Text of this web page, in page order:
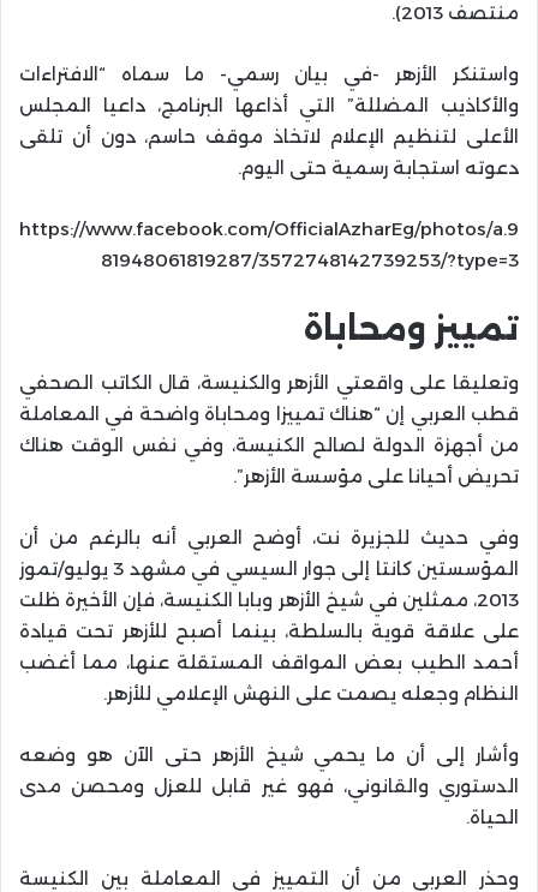
منتصف 2013).
واستنكر الأزهر -في بيان رسمي- ما سماه “الافتراءات
والأكاذيب المضللة” التي أذاعها البرنامج، داعيا المجلس
الأعلى لتنظيم الإعلام لاتخاذ موقف حاسم، دون أن تلقى
دعوته استجابة رسمية حتى اليوم.
https://www.facebook.com/OfficialAzharEg/photos/a.9
81948061819287/3572748142739253/?type=3
تمييز ومحاباة
وتعليقا على واقعتي الأزهر والكنيسة، قال الكاتب الصحفي
قطب العربي إن “هناك تمييزا ومحاباة واضحة في المعاملة
من أجهزة الدولة لصالح الكنيسة، وفي نفس الوقت هناك
تحريض أحيانا على مؤسسة الأزهر”.
وفي حديث للجزيرة نت، أوضح العربي أنه بالرغم من أن
المؤسستين كانتا إلى جوار السيسي في مشهد 3 يوليو/تموز
2013، ممثلين في شيخ الأزهر وبابا الكنيسة، فإن الأخيرة ظلت
على علاقة قوية بالسلطة، بينما أصبح للأزهر تحت قيادة
أحمد الطيب بعض المواقف المستقلة عنها، مما أغضب
النظام وجعله يصمت على النهش الإعلامي للأزهر.
وأشار إلى أن ما يحمي شيخ الأزهر حتى الآن هو وضعه
الدستوري والقانوني، فهو غير قابل للعزل ومحصن مدى
الحياة.
وحذر العربي من أن التمييز في المعاملة بين الكنيسة